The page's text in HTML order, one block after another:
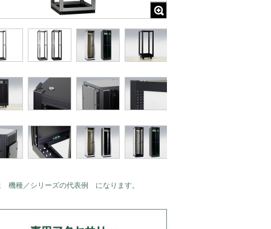
機種／シリーズの代表例 になります。